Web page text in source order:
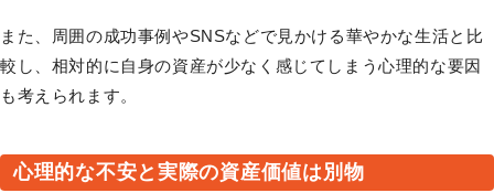
また、周囲の成功事例やSNSなどで見かける華やかな生活と比
較し、相対的に自身の資産が少なく感じてしまう心理的な要因
も考えられます。
心理的な不安と実際の資産価値は別物